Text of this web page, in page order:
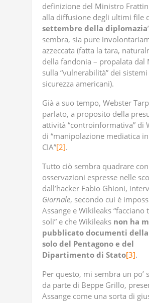
definizione del Ministro
alla diffusione degli ultimi file
settembre della diplomazia
sembra, sia pure
azzeccata (fatta la tara,
della fandonia – propalata dal
sulla “vulnerabilità” dei
sicurezza americani).
Già a suo tempo, Webster
parlato, a proposito della
attività “controinformativa” di
di “manipolazione mediatica
CIA”[2].
Tutto ciò sembra quadrare
osservazioni espresse nelle
dall’hacker Fabio Ghioni,
Giornale, secondo cui è
Assange e Wikileaks “facciano
soli” e che Wikileaks non ha
pubblicato documenti della
solo del Pentagono e del
Dipartimento di Stato[3].
Per questo, mi sembra un po’
da parte di Beppe Grillo,
Assange come una sorta di